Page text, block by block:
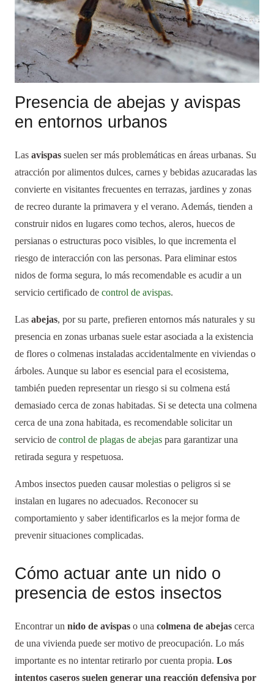
Presencia de abejas y avispas
en entornos urbanos
Las avispas suelen ser más problemáticas en áreas urbanas. Su
atracción por alimentos dulces, carnes y bebidas azucaradas las
convierte en visitantes frecuentes en terrazas, jardines y zonas
de recreo durante la primavera y el verano. Además, tienden a
construir nidos en lugares como techos, aleros, huecos de
persianas o estructuras poco visibles, lo que incrementa el
riesgo de interacción con las personas. Para eliminar estos
nidos de forma segura, lo más recomendable es acudir a un
servicio certificado de control de avispas.
Las abejas, por su parte, prefieren entornos más naturales y su
presencia en zonas urbanas suele estar asociada a la existencia
de flores o colmenas instaladas accidentalmente en viviendas o
árboles. Aunque su labor es esencial para el ecosistema,
también pueden representar un riesgo si su colmena está
demasiado cerca de zonas habitadas. Si se detecta una colmena
cerca de una zona habitada, es recomendable solicitar un
servicio de control de plagas de abejas para garantizar una
retirada segura y respetuosa.
Ambos insectos pueden causar molestias o peligros si se
instalan en lugares no adecuados. Reconocer su
comportamiento y saber identificarlos es la mejor forma de
prevenir situaciones complicadas.
Cómo actuar ante un nido o
presencia de estos insectos
Encontrar un nido de avispas o una colmena de abejas cerca
de una vivienda puede ser motivo de preocupación. Lo más
importante es no intentar retirarlo por cuenta propia. Los
intentos caseros suelen generar una reacción defensiva por